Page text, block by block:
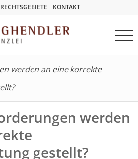
RECHTSGEBIETE KONTAKT
werden an eine korrekte
werden
gestellt?